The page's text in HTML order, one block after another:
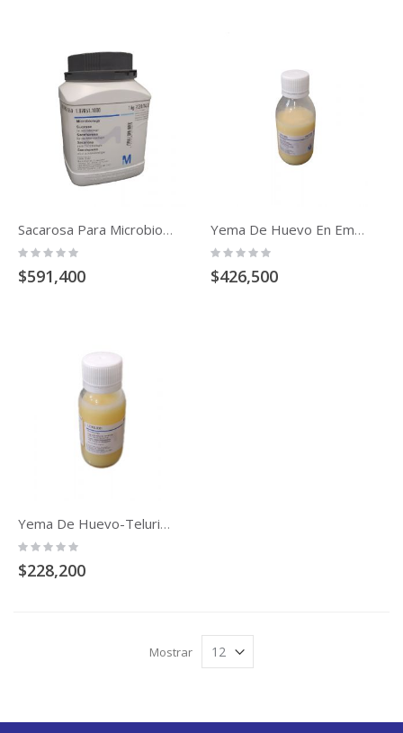
Sacarosa Para Microbiologia (1kg)
Rating:
0%
$591,400
Yema De Huevo En Emulsion Esteril, Para Microbiologia (100ml)
Rating:
0%
$426,500
Yema De Huevo-Telurita En Emulsion Esteril, Para Microbiologia (50ml)
Rating:
$228,200
Mostrar